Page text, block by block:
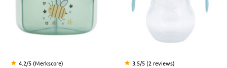
4.2/5 (Merkscore) 3.5/5 (2 reviews)